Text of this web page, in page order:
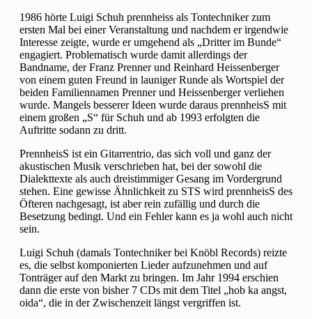
1986 hörte Luigi Schuh prennheiss als Tontechniker zum
ersten Mal bei einer Veranstaltung und nachdem er irgendwie
Interesse zeigte, wurde er umgehend als „Dritter im Bunde“
engagiert. Problematisch wurde damit allerdings der
Bandname, der Franz Prenner und Reinhard Heissenberger
von einem guten Freund in launiger Runde als Wortspiel der
beiden Familiennamen Prenner und Heissenberger verliehen
wurde. Mangels besserer Ideen wurde daraus prennheisS mit
einem großen „S“ für Schuh und ab 1993 erfolgten die
Auftritte sodann zu dritt.
PrennheisS ist ein Gitarrentrio, das sich voll und ganz der
akustischen Musik verschrieben hat, bei der sowohl die
Dialekttexte als auch dreistimmiger Gesang im Vordergrund
stehen. Eine gewisse Ähnlichkeit zu STS wird prennheisS des
Öfteren nachgesagt, ist aber rein zufällig und durch die
Besetzung bedingt. Und ein Fehler kann es ja wohl auch nicht
sein.
Luigi Schuh (damals Tontechniker bei Knöbl Records) reizte
es, die selbst komponierten Lieder aufzunehmen und auf
Tonträger auf den Markt zu bringen. Im Jahr 1994 erschien
dann die erste von bisher 7 CDs mit dem Titel „hob ka angst,
oida“, die in der Zwischenzeit längst vergriffen ist.